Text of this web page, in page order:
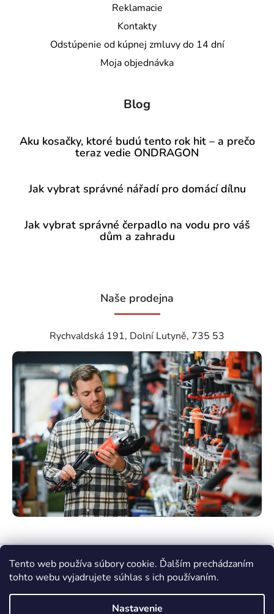
Tento web používa súbory cookie. Ďalším prechádzaním
tohto webu vyjadrujete súhlas s ich používaním.
Nastavenie
Reklamacie
Kontakty
Odstúpenie od kúpnej zmluvy do 14 dní
Moja objednávka
Blog
Aku kosačky, ktoré budú tento rok hit – a prečo
teraz vedie ONDRAGON
Jak vybrat správné nářadí pro domácí dílnu
Jak vybrat správné čerpadlo na vodu pro váš
dům a zahradu
Naše prodejna
Rychvaldská 191, Dolní Lutyně, 735 53